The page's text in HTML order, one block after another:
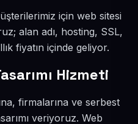
için web sitesi
alan adı, hosting, SSL,
fiyatın içinde geliyor.
Hizmeti
firmalarına ve serbest
veriyoruz. Web